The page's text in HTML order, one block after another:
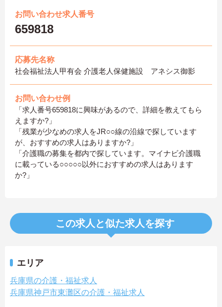
お問い合わせ求人番号
659818
応募先名称
社会福祉法人甲有会 介護老人保健施設 アネシス御影
お問い合わせ例
「求人番号659818に興味があるので、詳細を教えてもら
えますか?」
「残業が少なめの求人をJR○○線の沿線で探しています
が、おすすめの求人はありますか?」
「介護職の募集を都内で探しています。マイナビ介護職
に載っている○○○○○以外におすすめの求人はあります
か?」
この求人と似た求人を探す
エリア
兵庫県の介護・福祉求人
兵庫県神戸市東灘区の介護・福祉求人